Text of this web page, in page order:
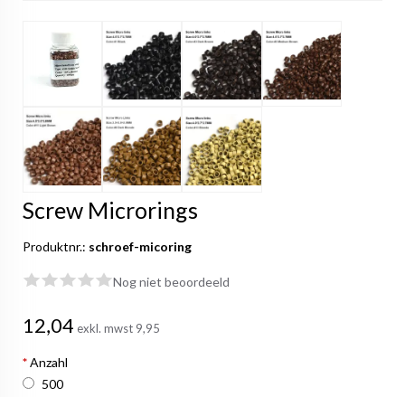
Screw Microrings
Produktnr.: schroef-micoring
Nog niet beoordeeld
12,04 exkl. mwst 9,95
*Anzahl
500